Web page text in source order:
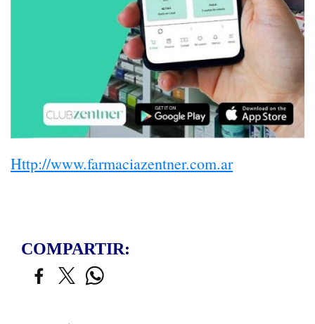
Http://www.farmaciazentner.com.ar
COMPARTIR: